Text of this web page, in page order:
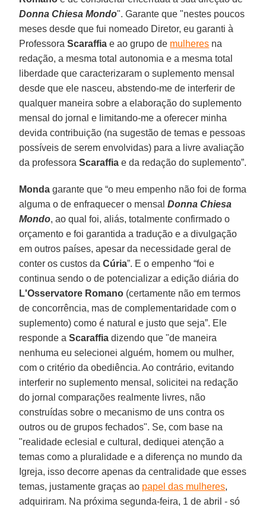
Donna Chiesa Mondo". Garante que "nestes poucos
meses desde que fui nomeado Diretor, eu garanti à
ProfessoraScaraffia e ao grupo de mulheres na
redação, a mesma total autonomia e a mesma total
liberdade que caracterizaram o suplemento mensal
desde que ele nasceu, abstendo-me de interferir de
qualquer maneira sobre a elaboração do suplemento
mensal do jornal e limitando-me a oferecer minha
devida contribuição (na sugestão de temas e pessoas
possíveis de serem envolvidas) para a livre avaliação
da professoraScaraffia e da redação do suplemento”.
Monda garante que “o meu empenho não foi de forma
alguma o de enfraquecer o mensalDonna Chiesa
Mondo, ao qual foi, aliás, totalmente confirmado o
orçamento e foi garantida a tradução e a divulgação
em outros países, apesar da necessidade geral de
conter os custos daCúria”. E o empenho “foi e
continua sendo o de potencializar a edição diária do
L'Osservatore Romano (certamente não em termos
de concorrência, mas de complementaridade com o
suplemento) como é natural e justo que seja”. Ele
responde aScaraffia dizendo que "de maneira
nenhuma eu selecionei alguém, homem ou mulher,
com o critério da obediência. Ao contrário, evitando
interferir no suplemento mensal, solicitei na redação
do jornal comparações realmente livres, não
construídas sobre o mecanismo de uns contra os
outros ou de grupos fechados". Se, com base na
"realidade eclesial e cultural, dediquei atenção a
temas como a pluralidade e a diferença no mundo da
Igreja, isso decorre apenas da centralidade que esses
temas, justamente graças ao papel das mulheres,
adquiriram. Na próxima segunda-feira, 1 de abril - só